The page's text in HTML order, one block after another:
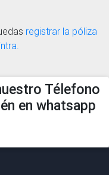
registrar la póliza
Télefono
en whatsapp